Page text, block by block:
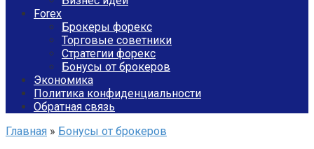
Forex
Брокеры форекс
Торговые советники
Стратегии форекс
Бонусы от брокеров
Экономика
Политика конфиденциальности
Обратная связь
Главная » Бонусы от брокеров